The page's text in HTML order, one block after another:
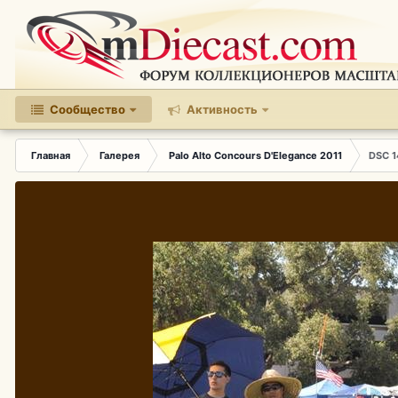
Сообщество Активность
Главная Галерея Palo Alto Concours D'Elegance 2011 DSC